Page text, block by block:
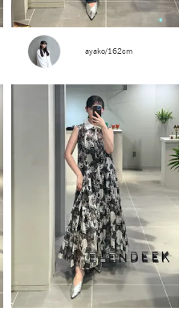
ayako/162cm